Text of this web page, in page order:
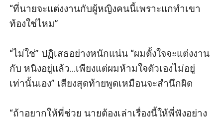
ตรงปลายเตียงแล้วก็ไม่มีเฟอร์นิเจอร์ อย่างอื่นเลย หล่อน
สบตากับวิลาสินีเป็นเชิงถาม แต่ก็ไม่ได้คําตอบ อะไร
ภายในห้องจึงตกอยู่ในความเงียบ สักพักประตูห้องถูกเปิด
เข้ามา ผู้หญิงหน้าตาดีอีกคนที่เดินนําหน้าผู้ชายกลุ่มหนึ่ง
เข้ามา
พร้อมกับชูกล้องวีดีโอให้ดู วิลาสินียิ้มอย่างพอใจ
“ที่นายจะแต่งงานกับผู้หญิงคนนี้เพราะแกทําเขา
ท้องใช่ไหม”
“ไม่ใช่” ปฏิเสธอย่างหนักแน่น “ผมตั้งใจจะแต่งงาน
กับ หนิงอยู่แล้ว...เพียงแต่ผมห้ามใจตัวเองไม่อยู่
เท่านั้นเอง” เสียงสุดท้ายพูดเหมือนจะสํานึกผิด
“ถ้าอยากให้พี่ช่วย นายต้องเล่าเรื่องนี้ให้พี่ฟังอย่าง